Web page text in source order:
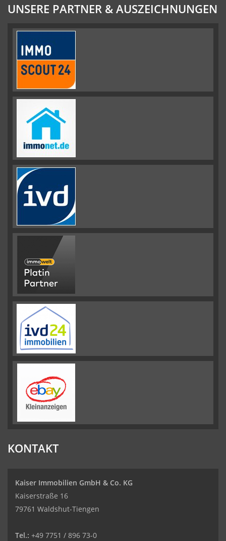
UNSERE PARTNER & AUSZEICHNUNGEN
KONTAKT
Kaiser Immobilien GmbH & Co. KG
Kaiserstraße 16
79761 Waldshut-Tiengen
Tel.: +49 7751 / 896 73-0